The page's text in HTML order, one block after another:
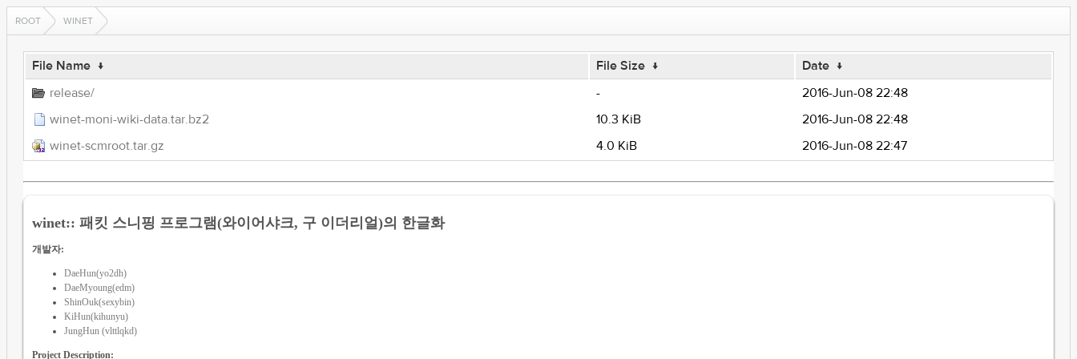
ROOT WINET
File Name ↓ File Size ↓ Date ↓
release/
-
2016-Jun-08 22:48
winet-moni-wiki-data.tar.bz2
10.3 KiB
2016-Jun-08 22:48
winet-scmroot.tar.gz
4.0 KiB 2016-Jun-08 22:47
winet:: 패킷 스니핑 프로그램(와이어샤크, 구 이더리얼)의 한글화
개발자:
DaeHun(yo2dh)
DaeMyoung(edm)
ShinOuk(sexybin)
KiHun(kihunyu)
JungHun (vlttlqkd)
Project Description: